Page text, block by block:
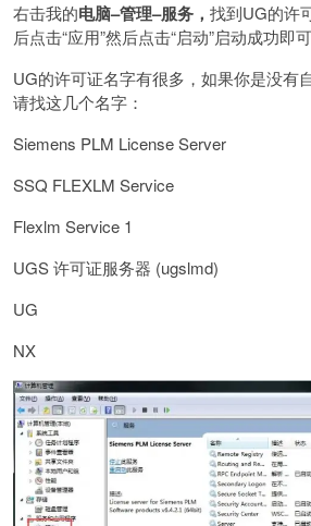
右击我的电脑–管理–服务， 找到UG的许
后点击“应用”然后点击“启动”启动成功即可
UG的许可证名字有很多，如果你是没有
请找这几个名字：
Siemens PLM License Server
SSQ FLEXLM Service
Flexlm Service 1
UGS 许可证服务器 (ugslmd)
UG
NX